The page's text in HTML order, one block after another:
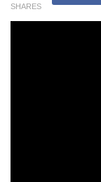
SHARES